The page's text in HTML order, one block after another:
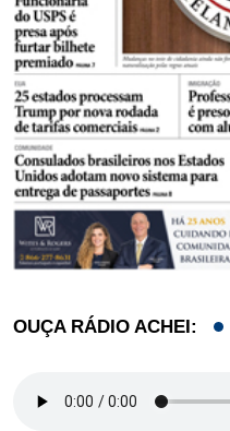
OUÇA RÁDIO ACHEI: